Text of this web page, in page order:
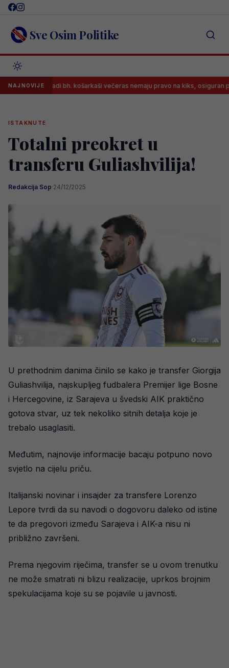
Skip
content Sve Osim Politike
NAJNOVIJE
Mladi bh. košarkaši večeras nemaju pravo na kiks, osiguran prijenos
ISTAKNUTE
Totalni preokret u
transferu Guliashvilija!
Redakcija Sop·24/12/2025
U prethodnim danima činilo se kako je transfer Giorgija
Guliashvilija, najskupljeg fudbalera Premijer lige Bosne
i Hercegovine, iz Sarajeva u švedski AIK praktično
gotova stvar, uz tek nekoliko sitnih detalja koje je
trebalo usaglasiti.
Međutim, najnovije informacije bacaju potpuno novo
svjetlo na cijelu priču.
Italijanski novinar i insajder za transfere Lorenzo
Lepore tvrdi da su navodi o dogovoru daleko od istine
te da pregovori između Sarajeva i AIK-a nisu ni
približno završeni.
Prema njegovim riječima, transfer se u ovom trenutku
ne može smatrati ni blizu realizacije, uprkos brojnim
spekulacijama koje su se pojavile u javnosti.